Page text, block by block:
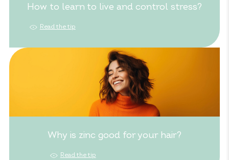
How to learn to live and control stress?
Read the tip
Why is zinc good for your hair?
Read the tip